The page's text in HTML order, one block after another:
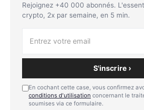
Rejoignez +40 000 abonnés.
crypto, 2x par semaine, en 5 min.
S'inscrire ›
En cochant cette case, vous confirmez
conditions d'utilisation concernant le
soumises via ce formulaire.